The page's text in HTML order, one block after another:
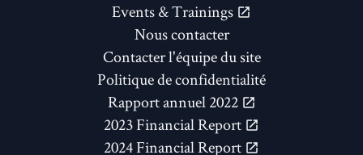
Events & Trainings
Nous contacter
Contacter l'équipe du site
Politique de confidentialité
Rapport annuel 2022
2023 Financial Report
2024 Financial Report